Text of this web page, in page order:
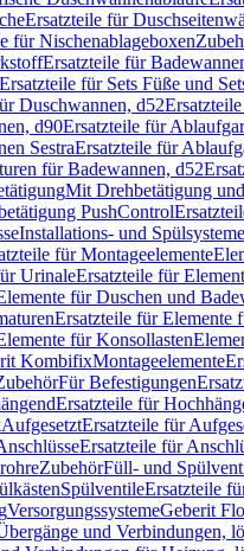
Ersatzteile für
für Nischenablageboxen
Ersatzteile für
Ersatzteile für Sets Füße und
Duschwannen, d52
d90Ersatzteile für
SestraErsatzteile für
für Badewannen, d52
Mit Drehbetätigung
PushControl
Installations- und Spülsysteme
für Montageelemente
UrinaleErsatzteile für
für Duschen und
Ersatzteile für Elemente
für Konsollasten
KombifixMontageelemente
Für Befestigungen
Ersatzteile für
AufgesetztErsatzteile für
Ersatzteile für
ZubehörFüll- und
SpülventileErsatzteile
VersorgungssystemeGeberit
und Verbindungen,